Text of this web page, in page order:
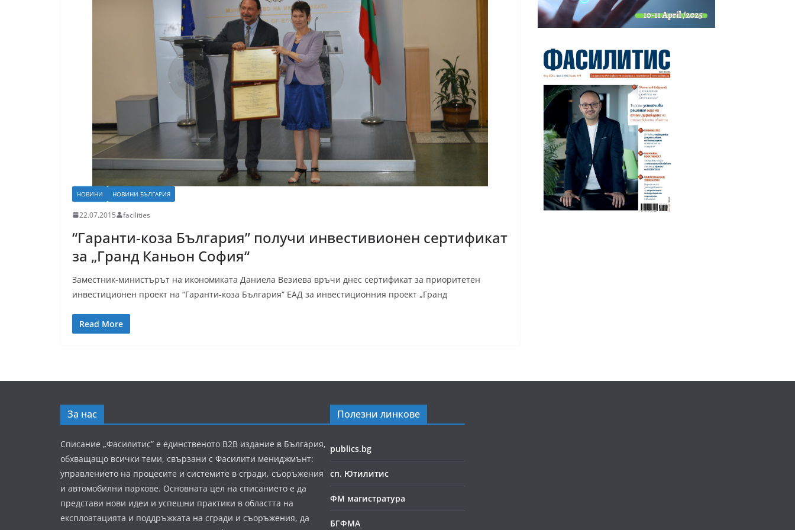
НОВИНИ НОВИНИ БЪЛГАРИЯ
22.07.2015 facilities
“Гаранти-коза България” получи инвестивионен сертификат
за „Гранд Каньон София“
Заместник-министърът на икономиката Даниела Везиева връчи днес сертификат за приоритетен
инвестиционен проект на “Гаранти-коза България” ЕАД за инвестиционния проект „Гранд
Read More
За нас
Списание „Фасилитис” е единственото B2B издание в България,
обхващащо всички теми, свързани с Фасилити мениджмънт:
управлението на процесите и системите в сгради, съоръжения
и автомобилни паркове. Основната цел на списанието е да
представи нови идеи и успешни практики в областта на
експлоатацията и поддръжката на сгради и съоръжения, да
Полезни линкове
publics.bg
сп. Ютилитис
ФМ магистратура
БГФМА